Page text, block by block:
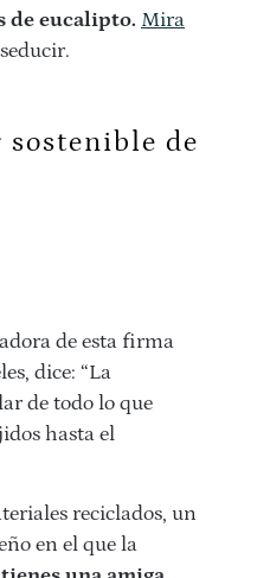
de eucalipto. Mira
de esta firma
dice: “La
de todo lo que
hasta el
reciclados, un
en el que la